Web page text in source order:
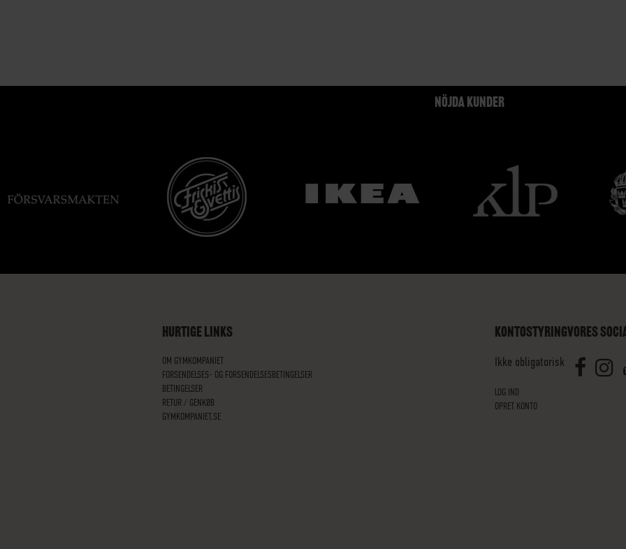
NÖJDA KUNDER
HURTIGE LINKS
OM GYMKOMPANIET
FORSENDELSES- OG FORSENDELSESBETINGELSER
BETINGELSER
RETUR / GENKØB
GYMKOMPANIET.SE
KONTOSTYRING
Ikke obligatorisk
LOG IND
OPRET KONTO
VORES